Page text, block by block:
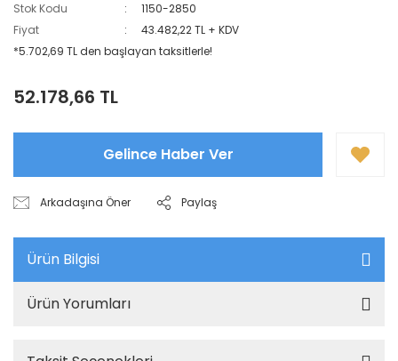
Stok Kodu
1150-2850
Fiyat
43.482,22 TL + KDV
*5.702,69 TL den başlayan taksitlerle!
52.178,66 TL
Gelince Haber Ver
Arkadaşına Öner Paylaş
Ürün Bilgisi
Ürün Yorumları